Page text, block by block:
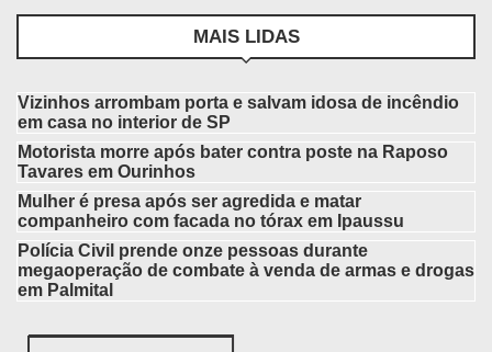
MAIS LIDAS
Vizinhos arrombam porta e salvam idosa de incêndio
em casa no interior de SP
Motorista morre após bater contra poste na Raposo
Tavares em Ourinhos
Mulher é presa após ser agredida e matar
companheiro com facada no tórax em Ipaussu
Polícia Civil prende onze pessoas durante
megaoperação de combate à venda de armas e drogas
em Palmital